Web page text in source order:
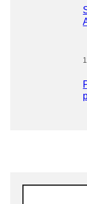
S